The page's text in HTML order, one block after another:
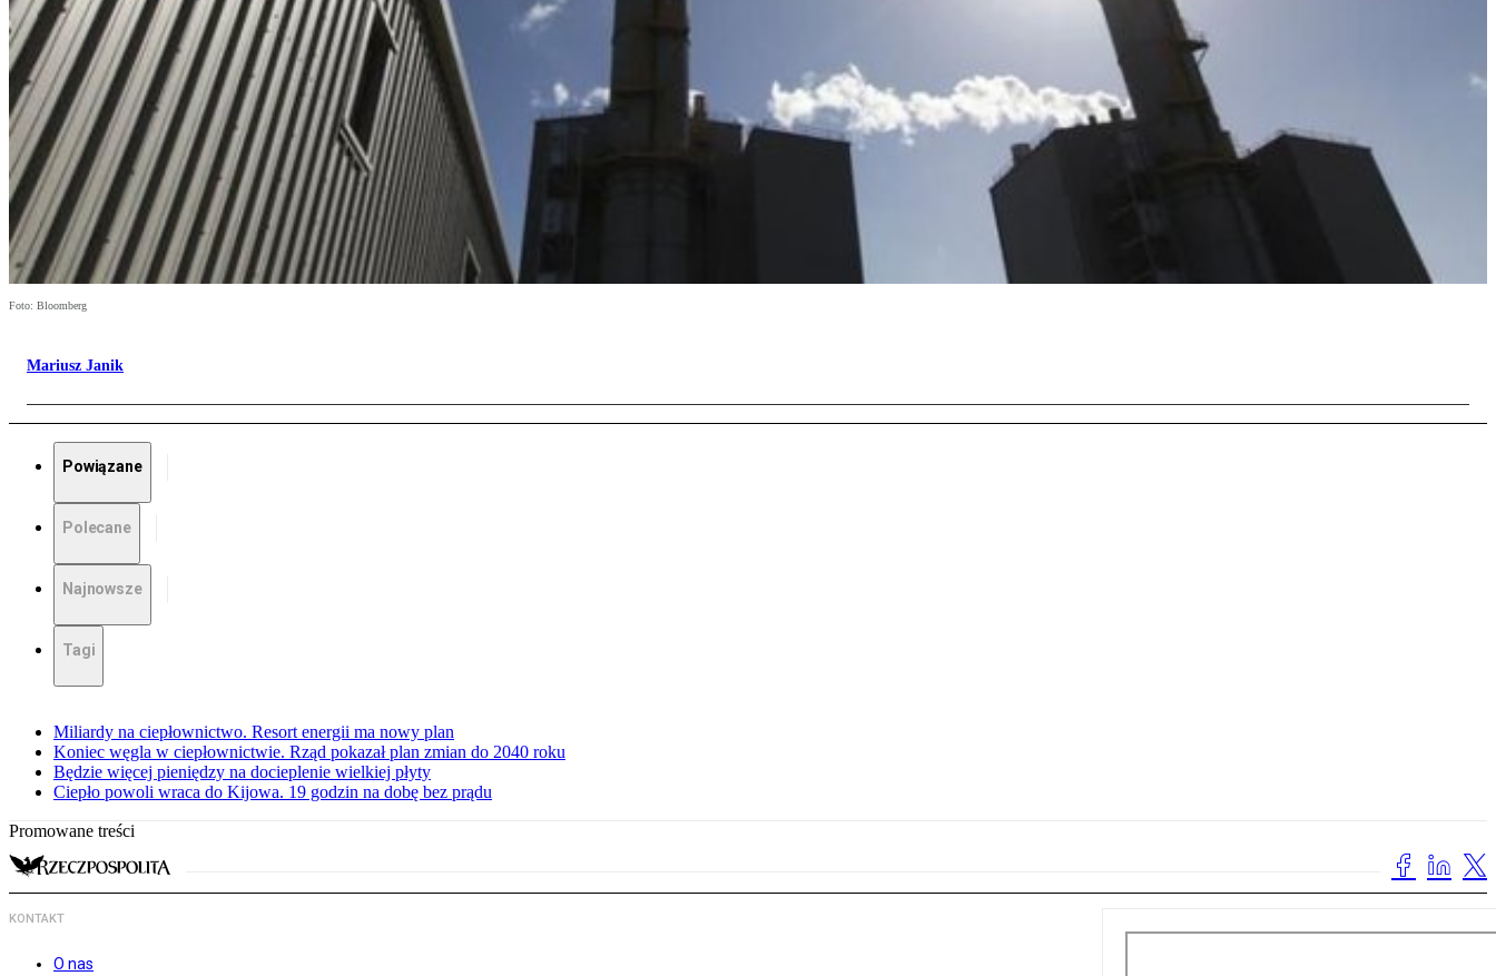
Foto: Bloomberg
Mariusz Janik
Powiązane
Polecane
Najnowsze
Tagi
Miliardy na ciepłownictwo. Resort energii ma nowy plan
Koniec węgla w ciepłownictwie. Rząd pokazał plan zmian do 2040 roku
Będzie więcej pieniędzy na docieplenie wielkiej płyty
Ciepło powoli wraca do Kijowa. 19 godzin na dobę bez prądu
Promowane treści
KONTAKT
O nas